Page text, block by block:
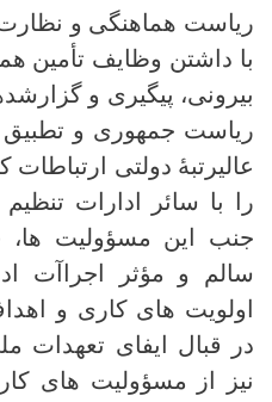
ریاست هماهنگی و
با داشتن وظایف تأمین
بیرونی، پیگیری و
ریاست جمهوری و
عالیرتبۀ دولتی
را با سائر ادارات
جنب این مسؤولیت ها،
سالم و مؤثر اجراآت
اولویت های کاری و
در قبال ایفای تعهدات
نیز از مسؤولیت های